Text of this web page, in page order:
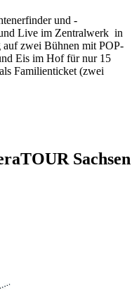
und -
Live im Zentralwerk in
auf zwei Bühnen mit POP-
Eis im Hof für nur 15
Familienticket (zwei
Sachsen